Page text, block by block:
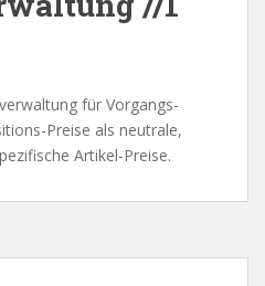
für Vorgangs-
Preise als neutrale,
Artikel-Preise.